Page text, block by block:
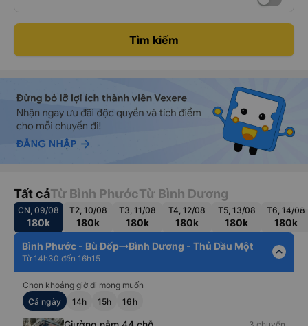
Tìm kiếm
Tất cảTừ Bình PhướcTừ Bình Dương
CN, 09/08
180k
T2, 10/08
180k
T3, 11/08
180k
T4, 12/08
180k
T5, 13/08
180k
T6, 14/08
180k
Bình Phước - Bù Đốp
Bình Dương - Thủ Dầu Một
Từ 14h30 đến 16h15 expand_less
Chọn khoảng giờ đi mong muốn
Cả ngày
14h 15h 16h